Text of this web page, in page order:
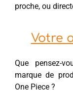
proche, ou
Votre
Que pensez-
marque de
One Piece ?